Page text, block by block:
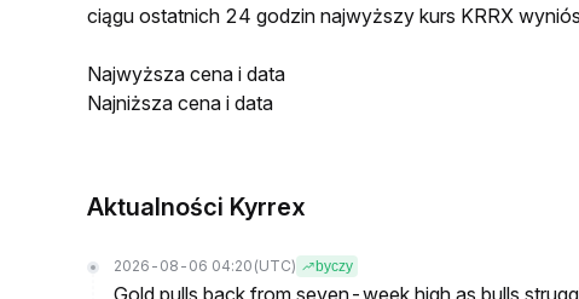
ciągu ostatnich 24 godzin najwyższy kurs KRRX
Najwyższa cena i data
Najniższa cena i data
Aktualności Kyrrex
2026-08-06 04:20 (UTC) byczy
Gold pulls back from seven-week high as bulls